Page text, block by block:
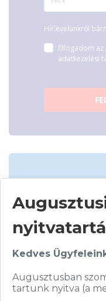
Hírlevelünkről
Elfogadom az
adatkezelési
Nagy
50 000 Ft
Kedves
Augusztusban
tartunk nyitva (a